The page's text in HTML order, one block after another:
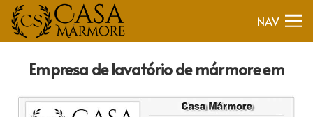
NAV
Empresa de lavatório de mármore em